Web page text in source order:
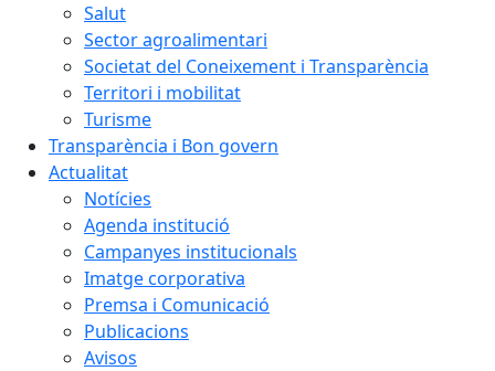
Salut
Sector agroalimentari
Societat del Coneixement i Transparència
Territori i mobilitat
Turisme
Transparència i Bon govern
Actualitat
Notícies
Agenda institució
Campanyes institucionals
Imatge corporativa
Premsa i Comunicació
Publicacions
Avisos